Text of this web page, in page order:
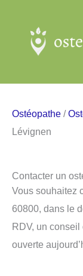
contenu
Ostéopathe /
Lévignen
Contacter un
Vous souhaitez
60800, dans le
RDV, un
ouverte